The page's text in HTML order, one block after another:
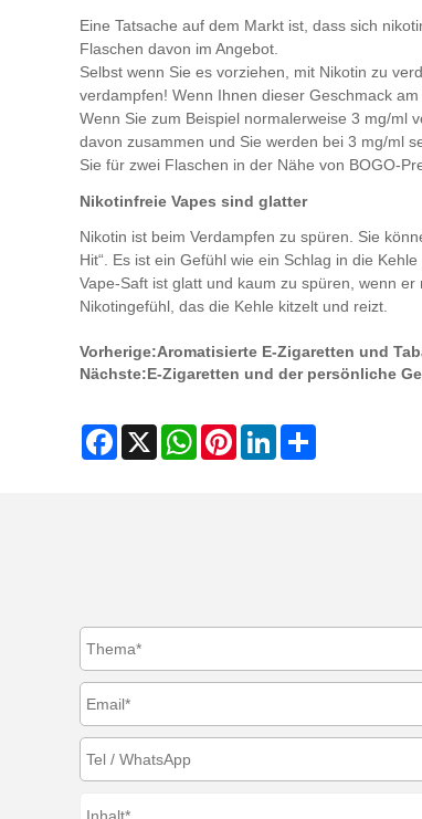
Eine Tatsache auf dem Markt ist, dass sich
Flaschen davon im Angebot.
Selbst wenn Sie es vorziehen, mit Nikotin zu
verdampfen! Wenn Ihnen dieser Geschmack
Wenn Sie zum Beispiel normalerweise 3 mg/ml
davon zusammen und Sie werden bei 3 mg/ml
Sie für zwei Flaschen in der Nähe von BOGO-
Nikotinfreie Vapes sind glatter
Nikotin ist beim Verdampfen zu spüren. Sie
Hit“. Es ist ein Gefühl wie ein Schlag in die
Vape-Saft ist glatt und kaum zu spüren, wenn
Nikotingefühl, das die Kehle kitzelt und reizt.
Vorherige:Aromatisierte E-Zigaretten und
Nächste:E-Zigaretten und der persönliche
Facebook WhatsAppPinterestLinkedIn